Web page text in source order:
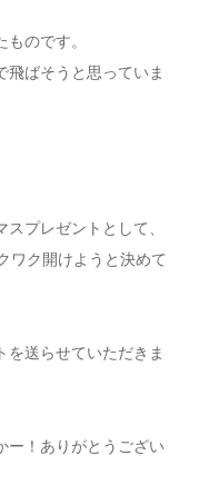
のです。
ばそうと思っていま
プレゼントとして、
ワク開けようと決めて
を送らせていただきま
ー！ありがとうござい